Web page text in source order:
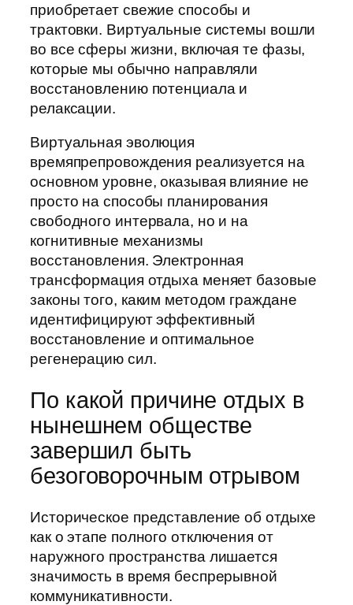
приобретает свежие способы и
трактовки. Виртуальные системы вошли
во все сферы жизни, включая те фазы,
которые мы обычно направляли
восстановлению потенциала и
релаксации.
Виртуальная эволюция
времяпрепровождения реализуется на
основном уровне, оказывая влияние не
просто на способы планирования
свободного интервала, но и на
когнитивные механизмы
восстановления. Электронная
трансформация отдыха меняет базовые
законы того, каким методом граждане
идентифицируют эффективный
восстановление и оптимальное
регенерацию сил.
По какой причине отдых в
нынешнем обществе
завершил быть
безоговорочным отрывом
Историческое представление об отдыхе
как о этапе полного отключения от
наружного пространства лишается
значимость в время беспрерывной
коммуникативности.